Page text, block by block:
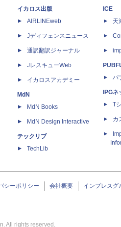
イカロス出版
AIRLINEweb
Jディフェンスニュース
通訳翻訳ジャーナル
JレスキューWeb
イカロスアカデミー
MdN
MdN Books
MdN Design Interactive
テックリブ
TechLib
ICE
天
パ
IPG
T
カ
シーポリシー 会社概要 インプレスグ
All rights reserved.